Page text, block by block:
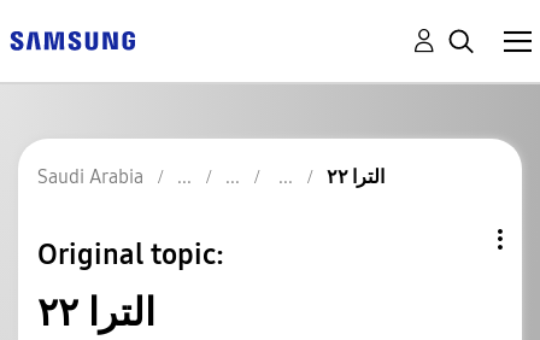
Saudi Arabia الترا ٢٢
Original topic:
الترا ٢٢